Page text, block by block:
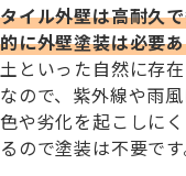
タイル外壁は高耐久
的に外壁塗装は必要
土といった自然に存
なので、紫外線や雨
色や劣化を起こしに
るので塗装は不要です